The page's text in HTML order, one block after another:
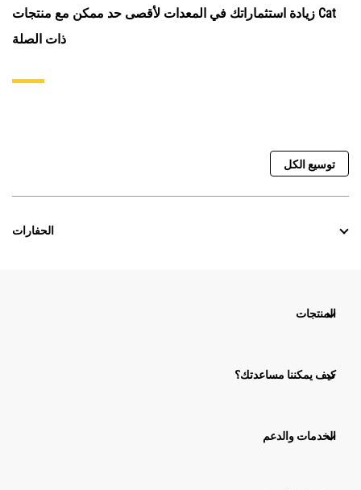
زيادة استثماراتك في المعدات لأقصى حد ممكن مع منتجات Cat
ذات الصلة
توسيع الكل
الحفارات
المنتجات
كيف يمكننا مساعدتك؟
الخدمات والدعم